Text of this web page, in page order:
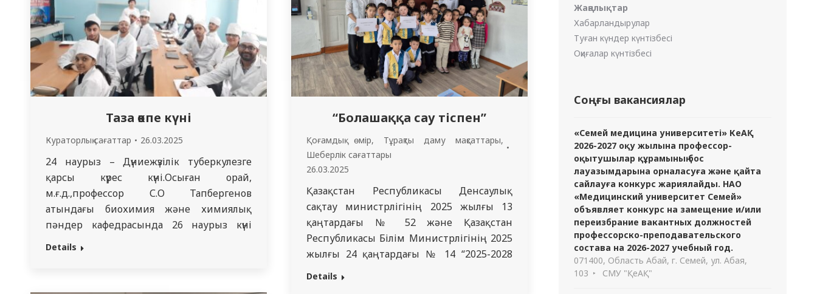
Таза өкпе күні
Кураторлық сағаттар 26.03.2025
24 наурыз – Дүниежүзілік туберкулезге
қарсы күрес күні.Осыған орай,
м.ғ.д.,профессор С.О Тапбергенов
атындағы биохимия және химиялық
пәндер кафедрасында 26 наурыз күні
(1506-топ) ағылшын тілі бөлімінің
Details
“Болашаққа сау тіспен”
Қоғамдық өмір, Тұрақты даму мақсаттары,
Шеберлік сағаттары
26.03.2025
Қазақстан Республикасы Денсаулық
сақтау министрлігінің 2025 жылғы 13
қаңтардағы № 52 және Қазақстан
Республикасы Білім Министрлігінің 2025
жылғы 24 қаңтардағы № 14 “2025-2028
жылдарға арналған білім беру
Details
Жаңалықтар
Хабарландырулар
Туған күндер күнтізбесі
Оқиғалар күнтізбесі
Соңғы вакансиялар
«Семей медицина университеті» КеАҚ
2026-2027 оқу жылына профессор-
оқытушылар құрамының бос
лауазымдарына орналасуға және қайта
сайлауға конкурс жариялайды. НАО
«Медицинский университет Семей»
объявляет конкурс на замещение и/или
переизбрание вакантных должностей
профессорско-преподавательского
состава на 2026-2027 учебный год.
071400, Область Абай, г. Семей, ул. Абая,
103
СМУ "ҚеАҚ"